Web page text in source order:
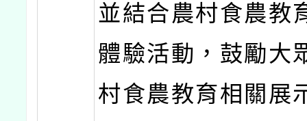
並結合農村食農教
體驗活動，鼓勵大
村食農教育相關展